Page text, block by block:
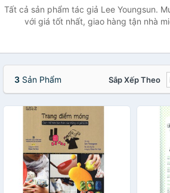
Tất cả sản phẩm tác giả Lee Youngsun.
với giá tốt nhất, giao hàng tận nhà
3 Sản Phẩm Sắp Xếp Theo